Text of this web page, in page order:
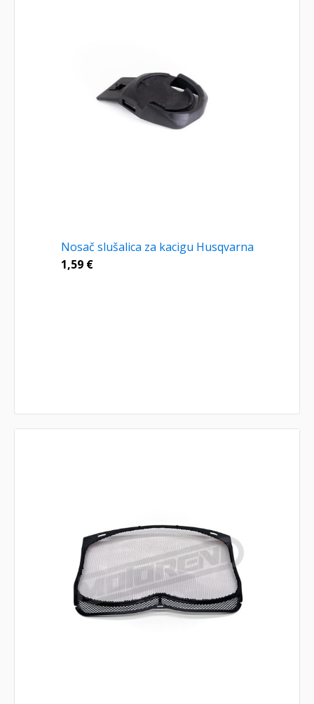
Nosač slušalica za kacigu Husqvarna
1,59 €